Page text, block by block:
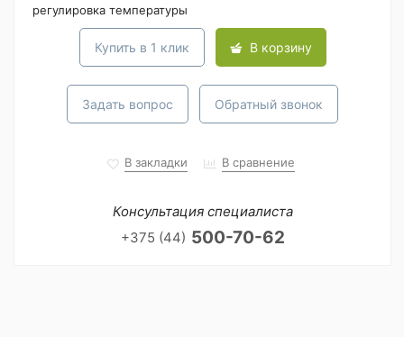
регулировка температуры
Купить в 1 клик В корзину
Задать вопрос Обратный звонок
В закладки В сравнение
Консультация специалиста
+375 (44) 500-70-62